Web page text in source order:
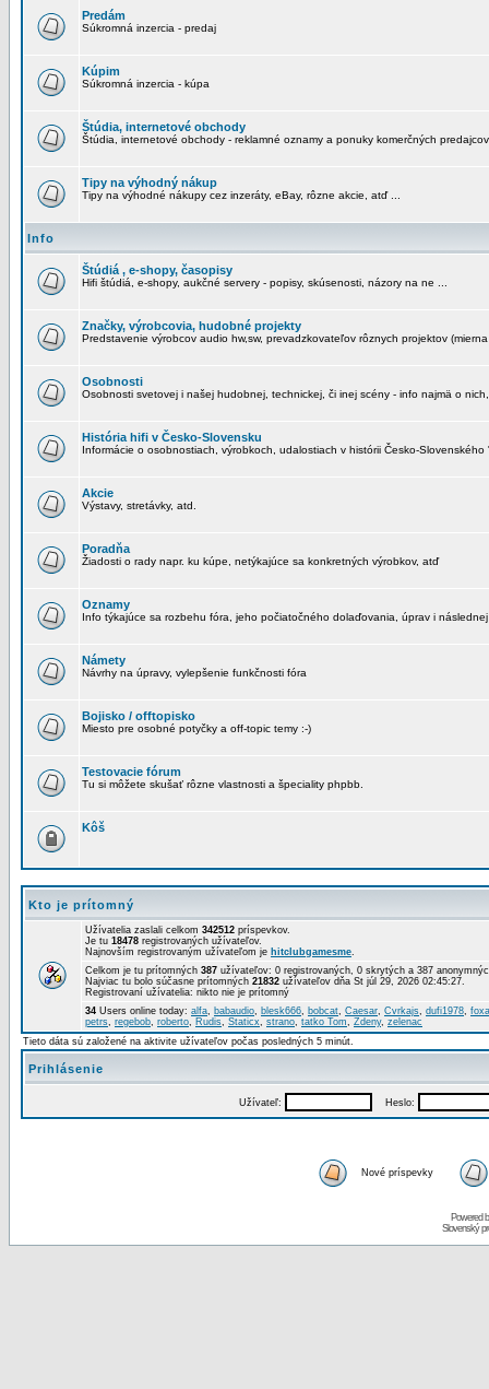
Predám
Súkromná inzercia - predaj
Kúpim
Súkromná inzercia - kúpa
Štúdia, internetové obchody
Štúdia, internetové obchody - reklamné oznamy a ponuky komerčných predajcov
Tipy na výhodný nákup
Tipy na výhodné nákupy cez inzeráty, eBay, rôzne akcie, atď ...
Info
Štúdiá , e-shopy, časopisy
Hifi štúdiá, e-shopy, aukčné servery - popisy, skúsenosti, názory na ne ...
Značky, výrobcovia, hudobné projekty
Predstavenie výrobcov audio hw,sw, prevadzkovateľov rôznych projektov
Osobnosti
Osobnosti svetovej i našej hudobnej, technickej, či inej scény - info najmä o
História hifi v Česko-Slovensku
Informácie o osobnostiach, výrobkoch, udalostiach v histórii Česko-Slovenského
Akcie
Výstavy, stretávky, atd.
Poradňa
Žiadosti o rady napr. ku kúpe, netýkajúce sa konkretných výrobkov, atď
Oznamy
Info týkajúce sa rozbehu fóra, jeho počiatočného dolaďovania, úprav i
Námety
Návrhy na úpravy, vylepšenie funkčnosti fóra
Bojisko / offtopisko
Miesto pre osobné potyčky a off-topic temy :-)
Testovacie fórum
Tu si môžete skušať rôzne vlastnosti a špeciality phpbb.
Kôš
Kto je prítomný
Užívatelia zaslali celkom 342512 príspevkov.
Je tu 18478 registrovaných užívateľov.
Najnovším registrovaným užívateľom je hitclubgamesme.
Celkom je tu prítomných 387 užívateľov: 0 registrovaných, 0 skrytých a 387
Najviac tu bolo súčasne prítomných 21832 užívateľov dňa St júl 29, 2026 02:45:27.
Registrovaní užívatelia: nikto nie je prítomný
34 Users online today: alfa, babaudio, blesk666, bobcat, Caesar, Cvrkajs, dufi1978,
petrs, regebob, roberto, Rudis, Staticx, strano, tatko Tom, Zdeny, zelenac
Tieto dáta sú založené na aktivite užívateľov počas posledných 5 minút.
Prihlásenie
Užívateľ: Heslo:
Nové príspevky
Powered
Slovenský